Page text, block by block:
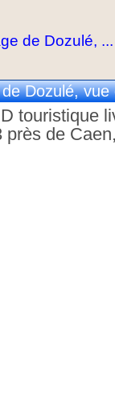
de Dozulé, ...
Dozulé,
touristique
de